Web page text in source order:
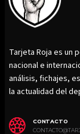
Tarjeta Roja es un
nacional e
análisis, fichajes,
la actualidad del
CONTACTO